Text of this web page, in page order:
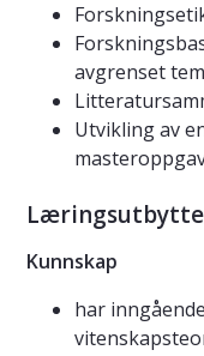
avgrenset
Utvikling av
Læringsutbytte
Kunnskap
har